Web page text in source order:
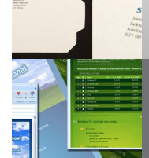
Siemens, s.r.o.
Grafické e-maily pro
společnost Microsoft